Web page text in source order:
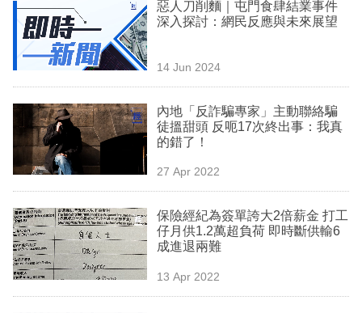
理
商
業
技
職
場
生
惡人刀削麵｜屯門食肆結業事件
深入探討：網民反應與未來展望
14 Jun 2024
內地「反詐騙專家」主動聯絡騙
徒搵甜頭 反呃17次終出事：我真
的錯了！
27 Apr 2022
保險經紀為簽單誇大2倍薪金 打工
仔月供1.2萬超負荷 即時斷供輸6
成進退兩難
13 Apr 2022